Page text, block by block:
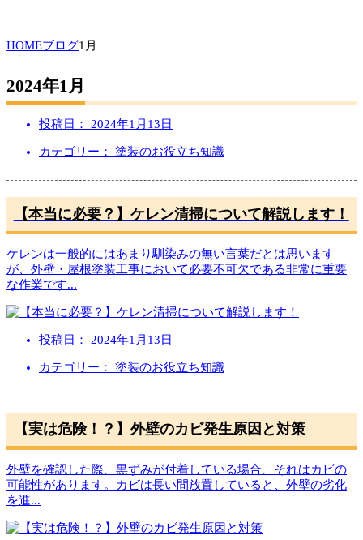
HOMEブログ1月
2024年1月
投稿日： 2024年1月13日
カテゴリー： 塗装のお役立ち知識
【本当に必要？】ケレン清掃について解説します！
ケレンは一般的にはあまり馴染みの無い言葉だとは思います
が、外壁・屋根塗装工事において必要不可欠である非常に重要
な作業です...
投稿日： 2024年1月13日
カテゴリー： 塗装のお役立ち知識
【実は危険！？】外壁のカビ発生原因と対策
外壁を確認した際、黒ずみが付着している場合、それはカビの
可能性があります。カビは長い間放置していると、外壁の劣化
を進...